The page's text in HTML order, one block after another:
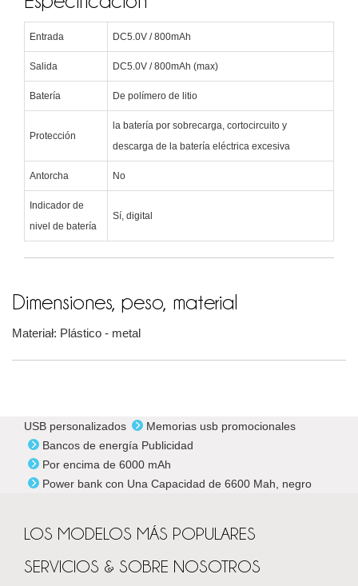
Entrada DC5.0V / 800mAh
Salida DC5.0V / 800mAh (max)
Batería De polímero de litio
Protección
la batería por sobrecarga, cortocircuito y
descarga de la batería eléctrica excesiva
Antorcha No
Indicador de
nivel de batería
Sí, digital
Dimensiones, peso, material
Materiał: Plástico - metal
USB personalizados
Memorias usb promocionales
Bancos de energía Publicidad
Por encima de 6000 mAh
Power bank con Una Capacidad de 6600 Mah, negro
LOS MODELOS MÁS POPULARES
SERVICIOS & SOBRE NOSOTROS